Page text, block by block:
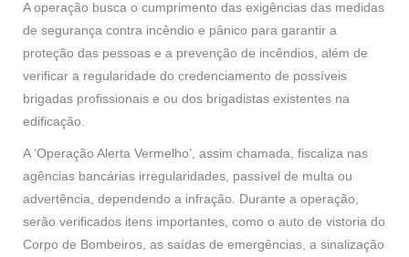
A operação busca o cumprimento das exigências das medidas
de segurança contra incêndio e pânico para garantir a
proteção das pessoas e a prevenção de incêndios, além de
verificar a regularidade do credenciamento de possíveis
brigadas profissionais e ou dos brigadistas existentes na
edificação.
A ‘Operação Alerta Vermelho’, assim chamada, fiscaliza nas
agências bancárias irregularidades, passível de multa ou
advertência, dependendo a infração. Durante a operação,
serão verificados itens importantes, como o auto de vistoria do
Corpo de Bombeiros, as saídas de emergências, a sinalização